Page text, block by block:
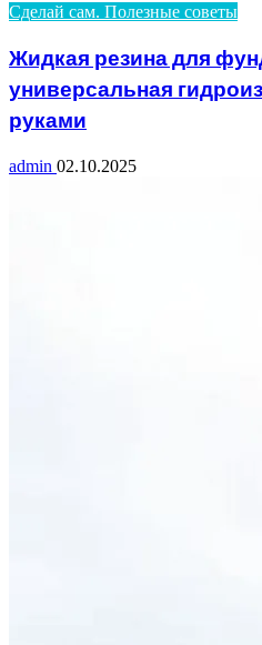
Сделай сам. Полезные советы
Жидкая резина для
универсальная
руками
admin 02.10.2025